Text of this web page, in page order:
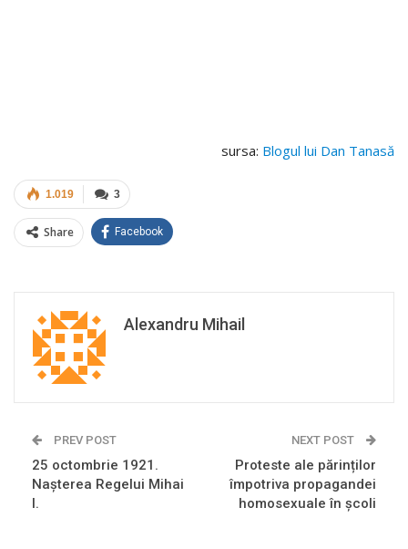
sursa: Blogul lui Dan Tanasă
3
1.019
Share Facebook
Alexandru Mihail
PREV POST
25 octombrie 1921.
Nașterea Regelui Mihai
I.
NEXT POST
Proteste ale părinților
împotriva propagandei
homosexuale în școli